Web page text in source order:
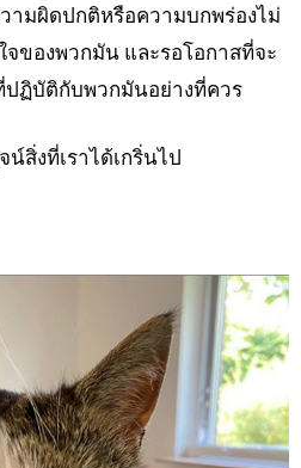
ามผิดปกติหรือความบกพร่องไม่
ของพวกมัน และรอโอกาสที่จะ
ฏิบัติกับพวกมันอย่างที่ควร
สิ่งที่เราได้เกริ่นไป